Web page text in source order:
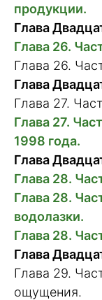
продукции.
Глава
Глава 26.
Глава 26.
Глава
Глава 27.
Глава 27.
1998 года.
Глава
Глава 28.
Глава 28.
водолазки.
Глава 28.
Глава
Глава 29.
ощущения.